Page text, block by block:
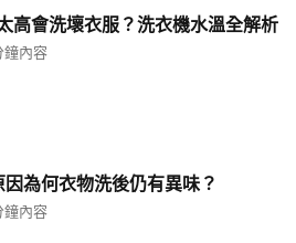
高會洗壞衣服？洗衣機水溫全解析
鐘內容
因為何衣物洗後仍有異味？
鐘內容